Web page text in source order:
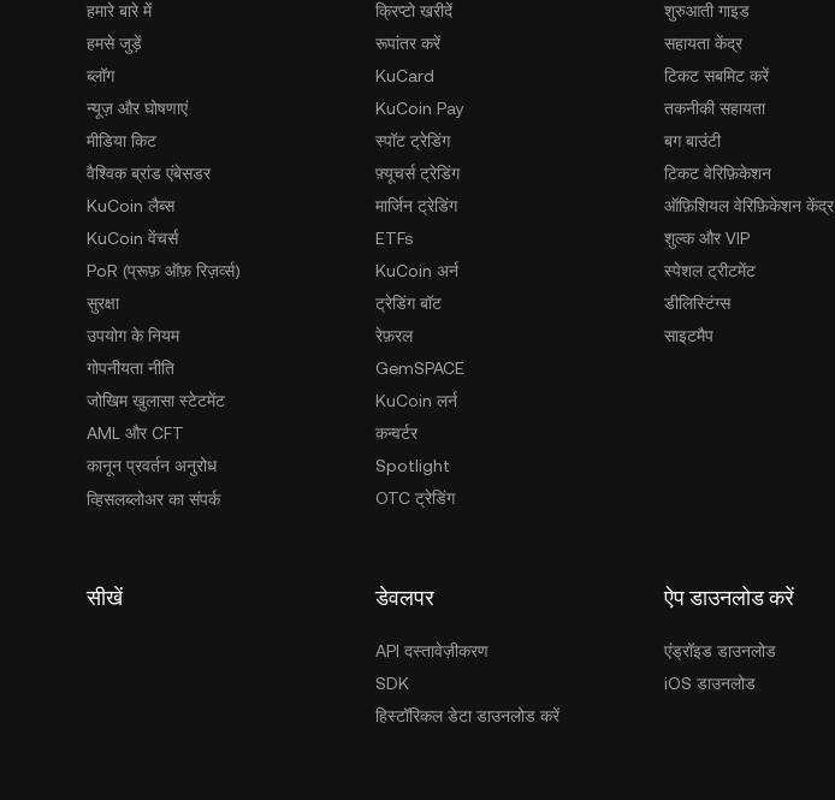
हमारे बारे में
हमसे जुड़ें
ब्लॉग
न्यूज़ और घोषणाएं
मीडिया किट
वैश्विक ब्रांड एंबेसडर
KuCoin लैब्स
KuCoin वेंचर्स
PoR (प्रूफ़ ऑफ़ रिज़र्व्स)
सुरक्षा
उपयोग के नियम
गोपनीयता नीति
जोखिम खुलासा स्टेटमेंट
AML और CFT
कानून प्रवर्तन अनुरोध
व्हिसलब्लोअर का संपर्क
क्रिप्टो खरीदें
रूपांतर करें
KuCard
KuCoin Pay
स्पॉट ट्रेडिंग
फ़्यूचर्स ट्रेडिंग
मार्जिन ट्रेडिंग
ETFs
KuCoin अर्न
ट्रेडिंग बॉट
रेफ़रल
GemSPACE
KuCoin लर्न
कन्वर्टर
Spotlight
OTC ट्रेडिंग
शुरुआती गाइड
सहायता केंद्र
टिकट सबमिट करें
तकनीकी सहायता
बग बाउंटी
टिकट वेरिफ़िकेशन
ऑफ़िशियल वेरिफ़िकेशन केंद्र
शुल्क और VIP
स्पेशल ट्रीटमेंट
डीलिस्टिंग्स
साइटमैप
सीखें डेवलपर
API दस्तावेज़ीकरण
SDK
हिस्टॉरिकल डेटा डाउनलोड करें
ऐप डाउनलोड करें
एंड्रॉइड डाउनलोड
iOS डाउनलोड